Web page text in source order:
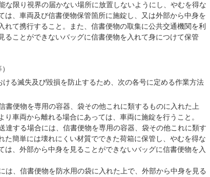
な限り視界の届かない場所に放置しないようにし、やむを得な
は、車両及び信書便物保管箇所に施錠し、又は外部から中身を
れて携行すること。また、信書便物の取集に公共交通機関を利
ることができないバッグに信書便物を入れて身につけて保管
る滅失及び毀損を防止するため、次の各号に定める作業方法
書便物を専用の容器、袋その他これに類するものに入れた上
車両から離れる場合にあっては、車両に施錠を行うこと。
達する場合には、信書便物を専用の容器、袋その他これに類す
た簡単には壊れにくい材質でできた荷箱に保管し、やむを得な
は、外部から中身を見ることができないバッグに信書便物を入
は、信書便物を防水用の袋に入れた上で、外部から中身を見る